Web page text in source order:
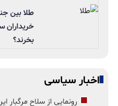
طلا بین
خریداران
بخرند؟
اخبار سیاسی
رونمایی از سلاح مرگبار